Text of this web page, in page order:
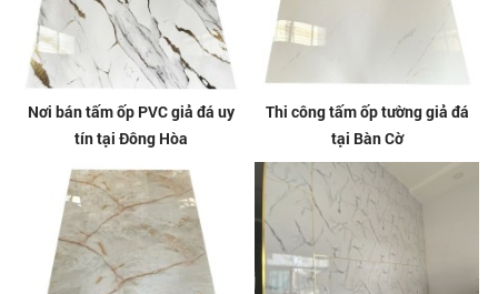
Nơi bán tấm ốp PVC giả đá uy
tín tại Đông Hòa
Thi công tấm ốp tường giả đá
tại Bàn Cờ